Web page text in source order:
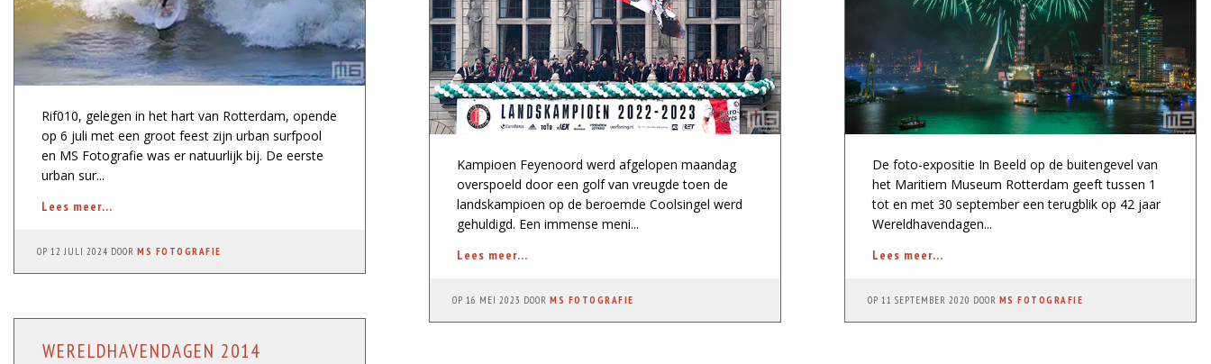
Rif010, gelegen in het hart van Rotterdam, opende
op 6 juli met een groot feest zijn urban surfpool
en MS Fotografie was er natuurlijk bij. De eerste
urban sur...
Lees meer...
OP12 JULI 2024 DOORMS FOTOGRAFIE
Kampioen Feyenoord werd afgelopen maandag
overspoeld door een golf van vreugde toen de
landskampioen op de beroemde Coolsingel werd
gehuldigd. Een immense meni...
Lees meer...
OP16 MEI 2023 DOORMS FOTOGRAFIE
De foto-expositie In Beeld op de buitengevel van
het Maritiem Museum Rotterdam geeft tussen 1
tot en met 30 september een terugblik op 42 jaar
Wereldhavendagen...
Lees meer...
OP 11 SEPTEMBER 2020 DOOR MS FOTOGRAFIE
WERELDHAVENDAGEN 2014